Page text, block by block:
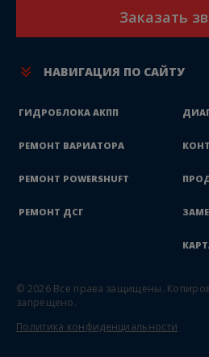
НАВИГАЦИЯ ПО САЙТУ
ГИДРОБЛОКА АКПП
РЕМОНТ ВАРИАТОРА
РЕМОНТ POWERSHUFT
РЕМОНТ ДСГ
© 2026 Все права защищены.
запрещено.
Политика конфиденциальности
Заказать